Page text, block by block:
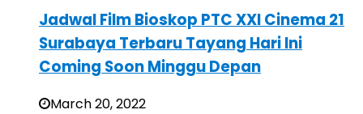
Jadwal Film Bioskop PTC XXI Cinema 21
Surabaya Terbaru Tayang Hari Ini
Coming Soon Minggu Depan
March 20, 2022